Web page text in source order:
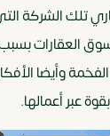
تلك الشركة
العقارات بسبب
وأيضا
عبر أعمالها.